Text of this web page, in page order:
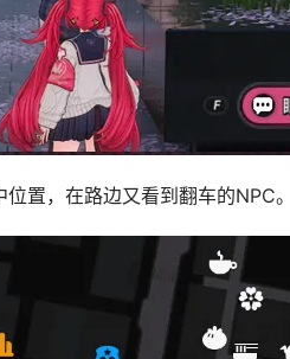
位置，在路边又看到翻车的NPC。